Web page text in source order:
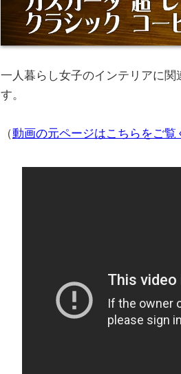
一人暮らし女子のインテリアに関
す。
（動画の元ページはこちらをご覧